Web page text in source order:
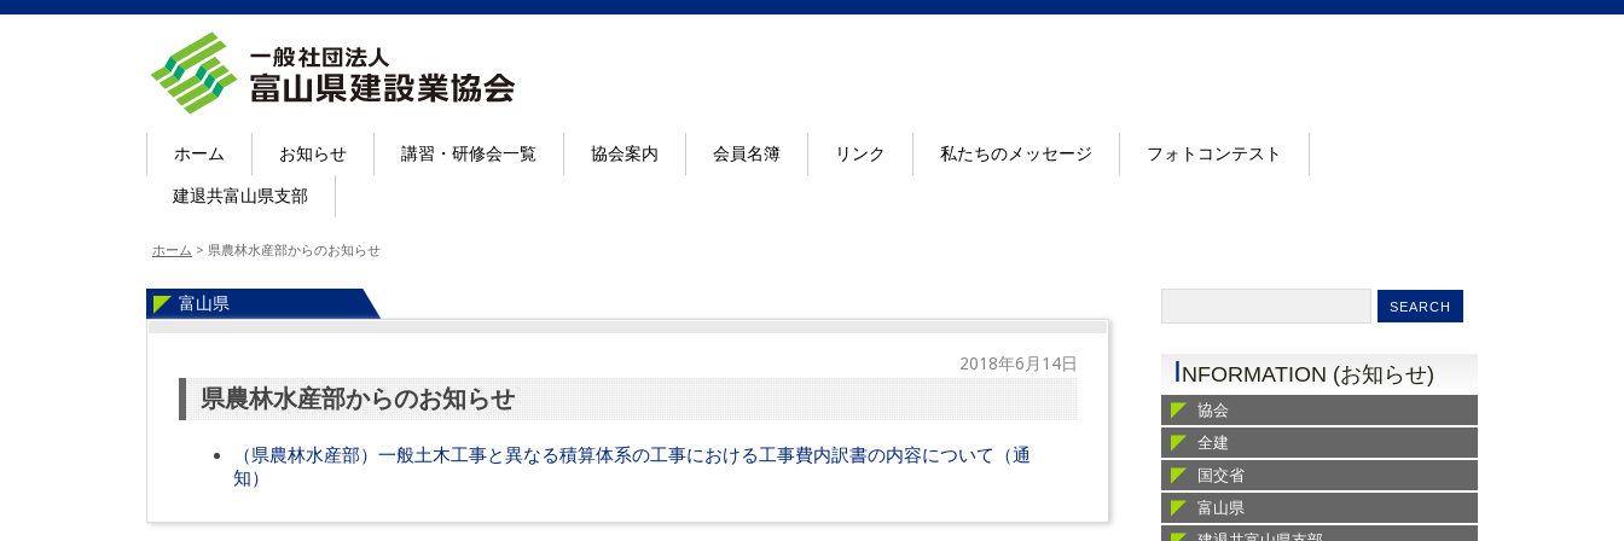
ホーム お知らせ 講習・研修会一覧 協会案内 会員名簿 リンク 私たちのメッセージ フォトコンテスト
建退共富山県支部
ホーム > 県農林水産部からのお知らせ
富山県
2018年6月14日
県農林水産部からのお知らせ
（県農林水産部）一般土木工事と異なる積算体系の工事における工事費内訳書の内容について（通
知）
INFORMATION (お知らせ)
協会
全建
国交省
富山県